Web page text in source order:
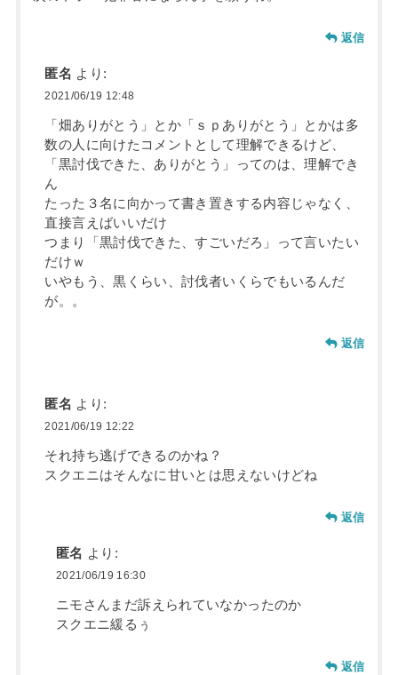
返信
匿名 より:
2021/06/19 12:48
「畑ありがとう」とか「ｓｐありがとう」とかは多
数の人に向けたコメントとして理解できるけど、
「黒討伐できた、ありがとう」ってのは、理解でき
ん
たった３名に向かって書き置きする内容じゃなく、
直接言えばいいだけ
つまり「黒討伐できた、すごいだろ」って言いたい
だけｗ
いやもう、黒くらい、討伐者いくらでもいるんだ
が。。
返信
匿名 より:
2021/06/19 12:22
それ持ち逃げできるのかね？
スクエニはそんなに甘いとは思えないけどね
返信
匿名 より:
2021/06/19 16:30
ニモさんまだ訴えられていなかったのか
スクエニ緩るぅ
返信